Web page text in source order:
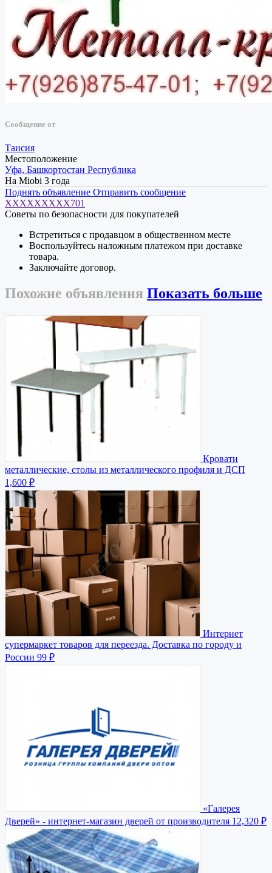
Сообщение от
Таисия
Местоположение
Уфа, Башкортостан Республика
На Miobi 3 года
Поднять объявление Отправить сообщение
XXXXXXXXX701
Советы по безопасности для покупателей
Встретиться с продавцом в общественном месте
Воспользуйтесь наложным платежом при доставке
товара.
Заключайте договор.
Похожие объявления Показать больше
Кровати
металлические, столы из металлического профиля и ДСП
1,600 ₽
Интернет
супермаркет товаров для переезда. Доставка по городу и
России 99 ₽
«Галерея
Дверей» - интернет-магазин дверей от производителя 12,320 ₽